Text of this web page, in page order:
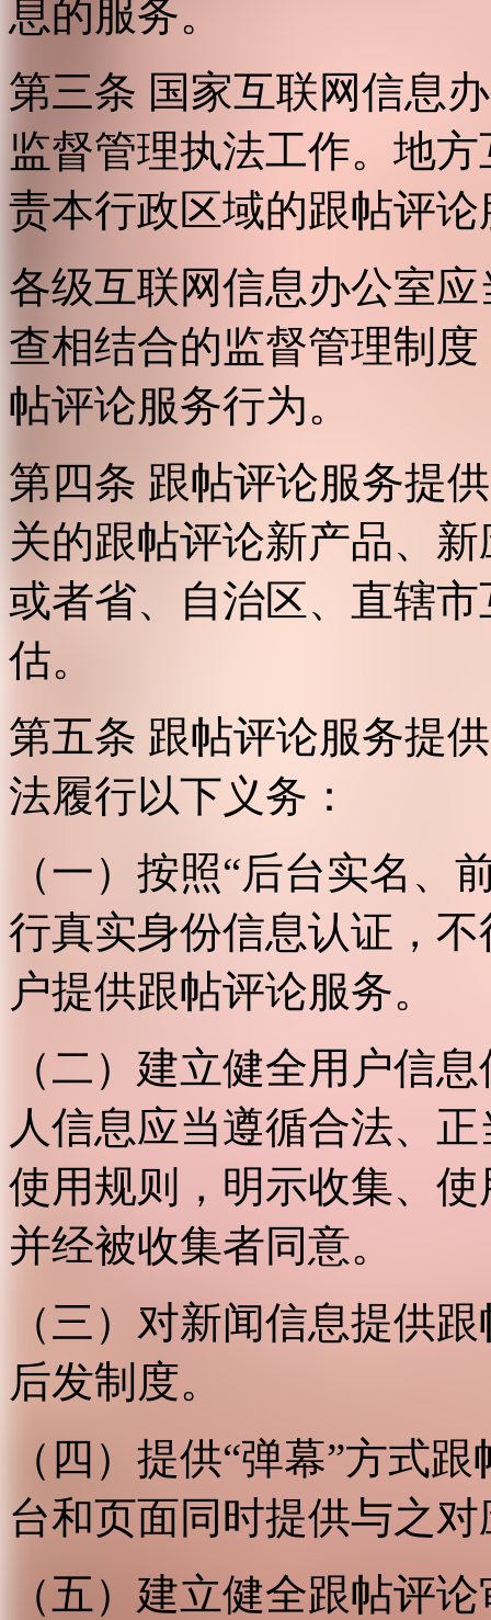
息的服务。
第三条 国家互联网信息
监督管理执法工作。地
责本行政区域的跟帖评
各级互联网信息办公室
查相结合的监督管理制
帖评论服务行为。
第四条 跟帖评论服务提
关的跟帖评论新产品、
或者省、自治区、直辖
估。
第五条 跟帖评论服务提
法履行以下义务：
（一）按照“后台实名、
行真实身份信息认证，
户提供跟帖评论服务。
（二）建立健全用户信
人信息应当遵循合法、
使用规则，明示收集、
并经被收集者同意。
（三）对新闻信息提供
后发制度。
（四）提供“弹幕”方式
台和页面同时提供与之
（五）建立健全跟帖评